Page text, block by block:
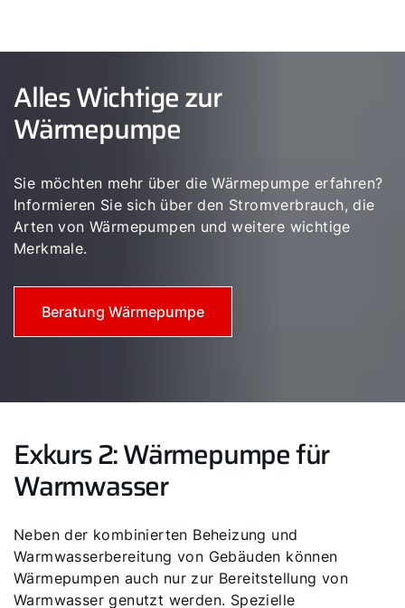
Alles Wichtige zur
Wärmepumpe
Sie möchten mehr über die Wärmepumpe erfahren?
Informieren Sie sich über den Stromverbrauch, die
Arten von Wärmepumpen und weitere wichtige
Merkmale.
Beratung Wärmepumpe
Exkurs 2: Wärmepumpe für
Warmwasser
Neben der kombinierten Beheizung und
Warmwasserbereitung von Gebäuden können
Wärmepumpen auch nur zur Bereitstellung von
Warmwasser genutzt werden. Spezielle